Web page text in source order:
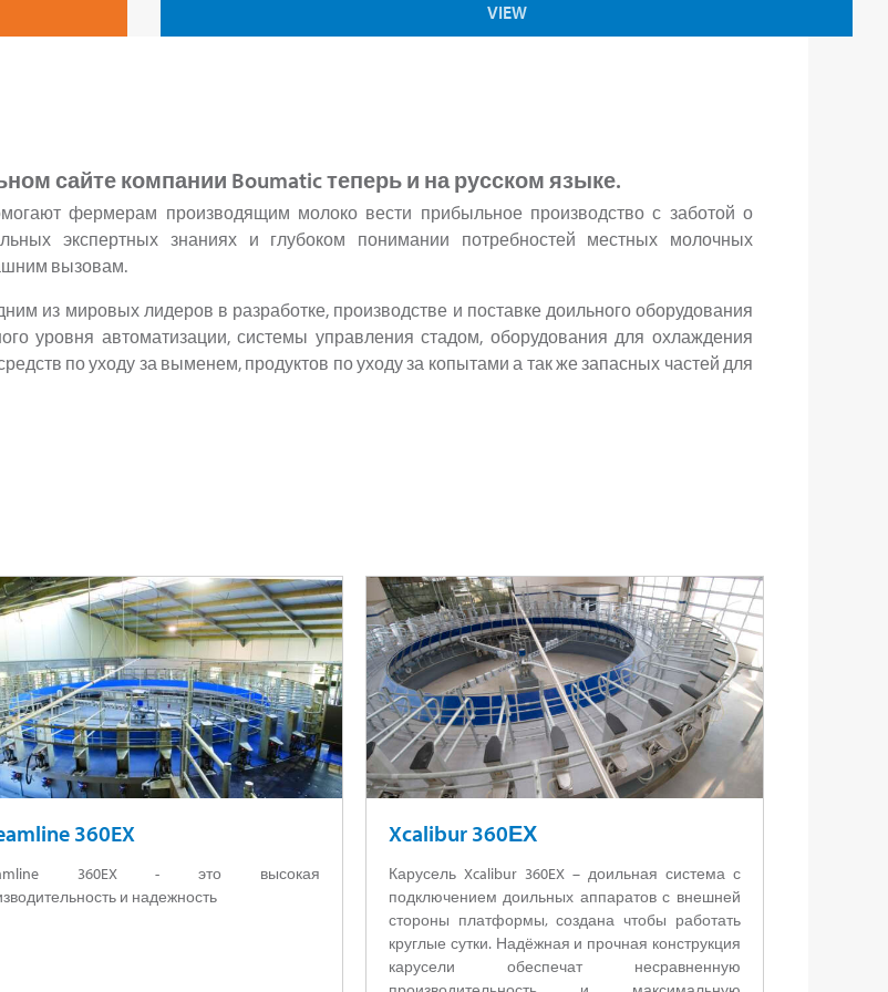
VIEW
сайте компании Boumatic теперь и на русском языке.
фермерам производящим молоко вести прибыльное производство с заботой о
экспертных знаниях и глубоком понимании потребностей местных молочных
вызовам.
из мировых лидеров в разработке, производстве и поставке доильного оборудования
уровня автоматизации, системы управления стадом, оборудования для охлаждения
по уходу за выменем, продуктов по уходу за копытами а так же запасных частей для
360EX
360EX - это высокая
и надежность
Xcalibur 360ЕХ
Карусель Xcalibur 360EX – доильная система с
подключением доильных аппаратов с внешней
стороны платформы, создана чтобы работать
круглые сутки. Надёжная и прочная конструкция
карусели обеспечат несравненную